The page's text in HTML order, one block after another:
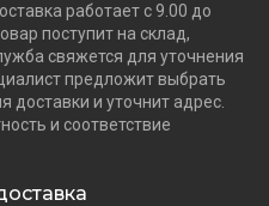
работает с 9.00 до
поступит на склад,
свяжется для уточнения
предложит выбрать
доставки и уточнит адрес.
и соответствие